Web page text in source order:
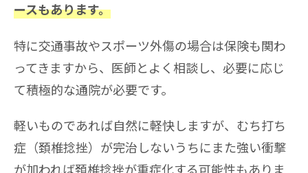
ースもあります。
特に交通事故やスポーツ外傷の場合は保険も関わ
ってきますから、医師とよく相談し、必要に応じ
て積極的な通院が必要です。
軽いものであれば自然に軽快しますが、むち打ち
症（頚椎捻挫）が完治しないうちにまた強い衝撃
が加われば頚椎捻挫が重症化する可能性もありま